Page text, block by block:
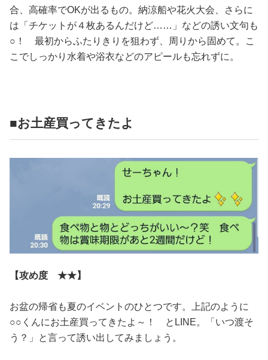
合、高確率でOKが出るもの。納涼船や花火大会、さらに
は「チケットが４枚あるんだけど……」などの誘い文句も
○！ 最初からふたりきりを狙わず、周りから固めて。こ
こでしっかり水着や浴衣などのアピールも忘れずに。
■お土産買ってきたよ
【攻め度 ★★】
お盆の帰省も夏のイベントのひとつです。上記のように
○○くんにお土産買ってきたよ～！ とLINE。「いつ渡そ
う？」と言って誘い出してみましょう。